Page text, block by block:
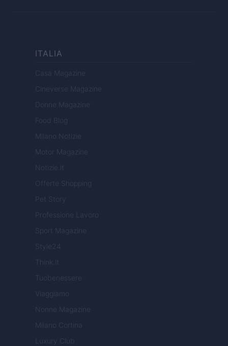
ITALIA
Casa Magazine
Cineverse Magazine
Donne Magazine
Food Blog
Milano Notizie
Motor Magazine
Notizie.it
Offerte Shopping
Pet Story
Professione Lavoro
Sport Magazine
Style24
Think.it
Tuobenessere
Viaggiamo
Nonne Magazine
Milano Cortina
Luxury Club